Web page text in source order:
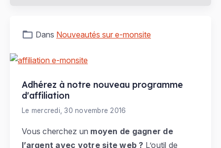
Dans Nouveautés sur e-monsite
Adhérez à notre nouveau programme
d'affiliation
Le mercredi, 30 novembre 2016
Vous cherchez un moyen de gagner de
l’argent avec votre site web ? L’outil de